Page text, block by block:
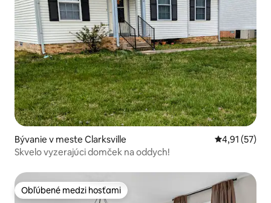
Bývanie v meste Clarksville Priemerné
4,91 (57)
Skvelo vyzerajúci domček na oddych!
Obľúbené medzi hosťami
Obľúbené medzi hosťami